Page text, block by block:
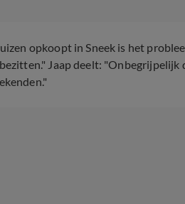
opkoopt in Sneek is het
Jaap deelt: "Onbegrijpelijk